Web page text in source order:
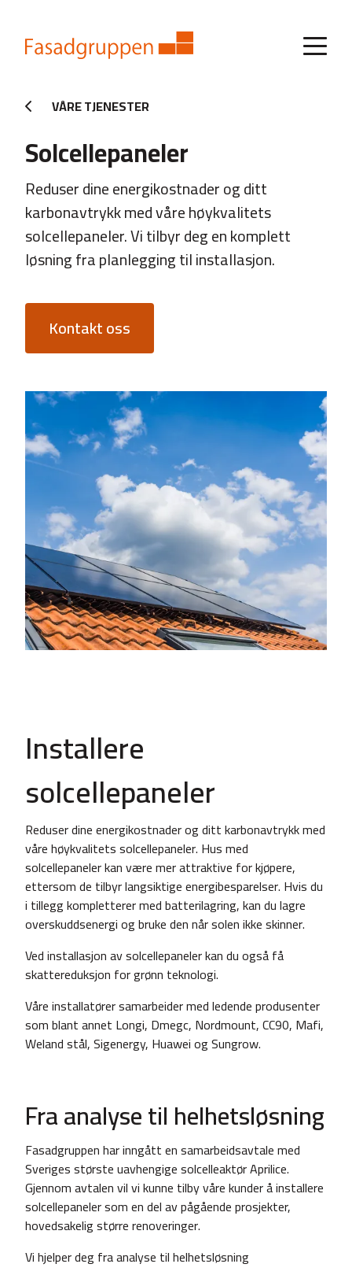
VÅRE TJENESTER
Solcellepaneler
Reduser dine energikostnader og ditt
karbonavtrykk med våre høykvalitets
solcellepaneler. Vi tilbyr deg en komplett
løsning fra planlegging til installasjon.
Kontakt oss
Installere
solcellepaneler
Reduser dine energikostnader og ditt karbonavtrykk med
våre høykvalitets solcellepaneler. Hus med
solcellepaneler kan være mer attraktive for kjøpere,
ettersom de tilbyr langsiktige energibesparelser. Hvis du
i tillegg kompletterer med batterilagring, kan du lagre
overskuddsenergi og bruke den når solen ikke skinner.
Ved installasjon av solcellepaneler kan du også få
skattereduksjon for grønn teknologi.
Våre installatører samarbeider med ledende produsenter
som blant annet Longi, Dmegc, Nordmount, CC90, Mafi,
Weland stål, Sigenergy, Huawei og Sungrow.
Fra analyse til helhetsløsning
Fasadgruppen har inngått en samarbeidsavtale med
Sveriges største uavhengige solcelleaktør Aprilice.
Gjennom avtalen vil vi kunne tilby våre kunder å installere
solcellepaneler som en del av pågående prosjekter,
hovedsakelig større renoveringer.
Vi hjelper deg fra analyse til helhetsløsning